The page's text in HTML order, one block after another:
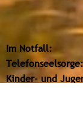
Im Notfall:
Kinder- und